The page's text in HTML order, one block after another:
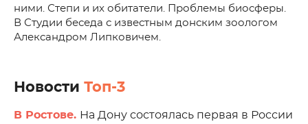
ними. Степи и их обитатели. Проблемы биосферы.
В Студии беседа с известным донским зоологом
Александром Липковичем.
Новости Топ-3
В Ростове. На Дону состоялась первая в России